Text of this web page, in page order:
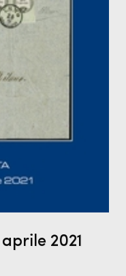
2021